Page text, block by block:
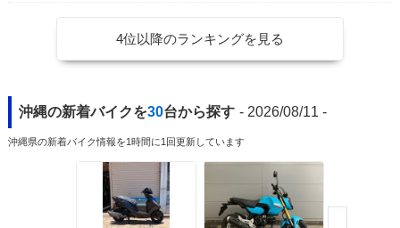
4位以降のランキングを見る
沖縄の新着バイクを30台から探す - 2026/08/11 -
沖縄県の新着バイク情報を1時間に1回更新しています